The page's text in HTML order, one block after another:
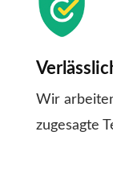
Wir
zugesagte